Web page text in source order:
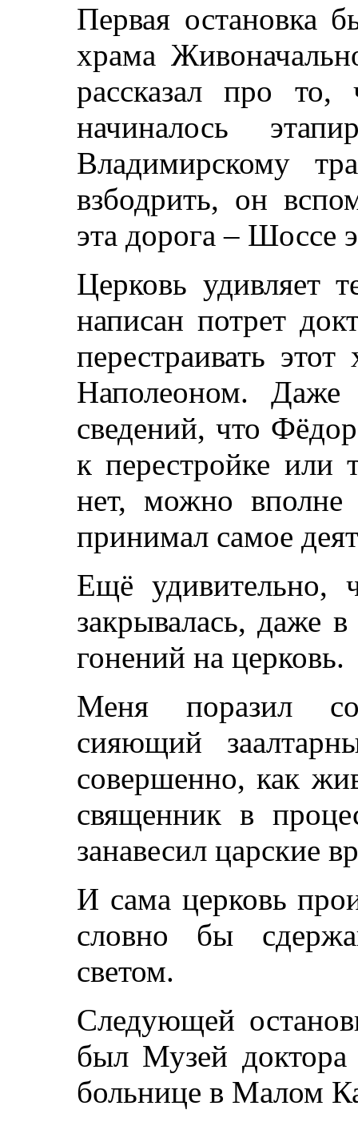
Первая остановка
храма
рассказал про
начиналось
Владимирскому
взбодрить, он
эта дорога – Шоссе
Церковь удивляет
написан потрет
перестраивать
Наполеоном.
сведений, что
к перестройке или
нет, можно вполне
принимал самое
Ещё удивительно,
закрывалась, даже
гонений на церковь.
Меня поразил
сияющий
совершенно, как
священник в
занавесил царские
И сама церковь
словно бы
светом.
Следующей
был Музей доктора
больнице в Малом